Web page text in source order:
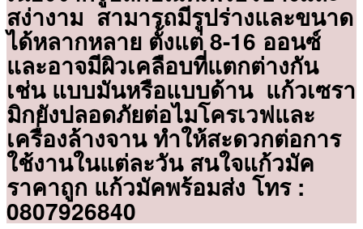
สง่างาม สามารถมีรูปร่างและขนาด
ได้หลากหลาย ตั้งแต่ 8-16 ออนซ์
และอาจมีผิวเคลือบที่แตกต่างกัน
เช่น แบบมันหรือแบบด้าน แก้วเซรา
มิกยังปลอดภัยต่อไมโครเวฟและ
เครื่องล้างจาน ทำให้สะดวกต่อการ
ใช้งานในแต่ละวัน สนใจแก้วมัค
ราคาถูก แก้วมัคพร้อมส่ง โทร :
0807926840